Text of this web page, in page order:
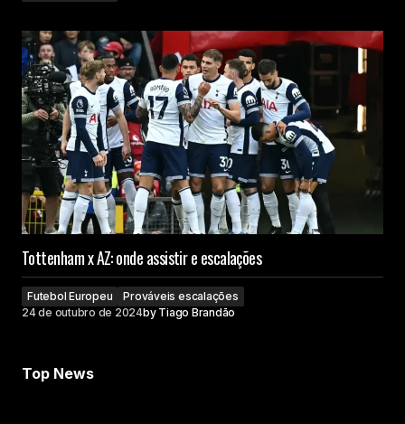
Tottenham x AZ: onde assistir e escalações
Futebol Europeu
Prováveis escalações
24 de outubro de 2024by Tiago Brandão
Top News